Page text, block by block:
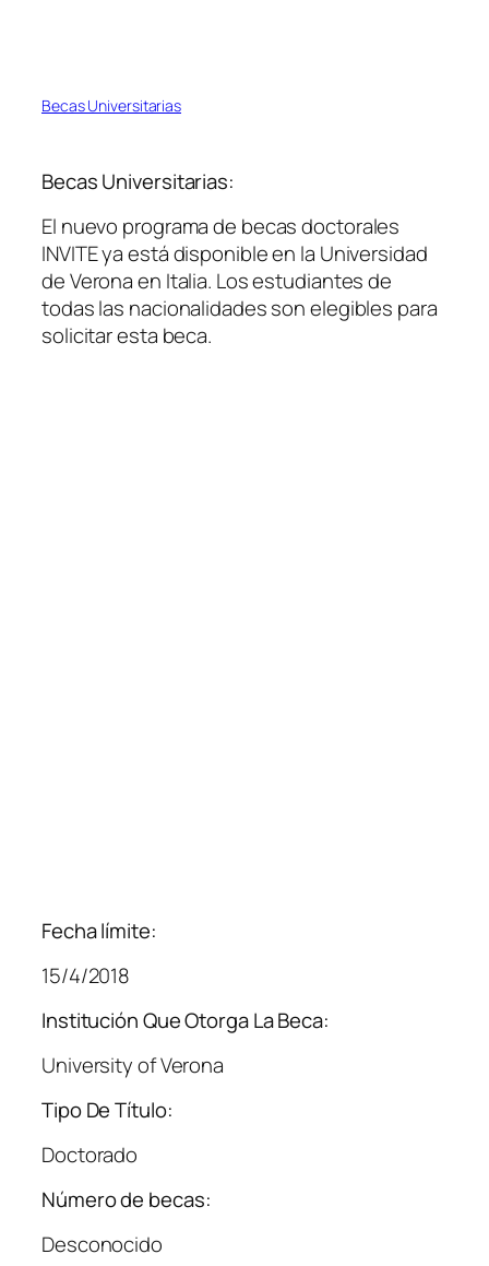
Becas Universitarias
Becas Universitarias:
El nuevo programa de becas doctorales
INVITE ya está disponible en la Universidad
de Verona en Italia. Los estudiantes de
todas las nacionalidades son elegibles para
solicitar esta beca.
Fecha límite:
15/4/2018
Institución Que Otorga La Beca:
University of Verona
Tipo De Título:
Doctorado
Número de becas:
Desconocido